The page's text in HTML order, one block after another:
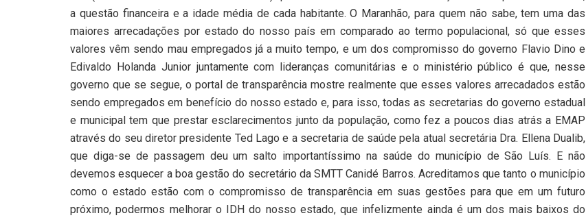
a questão financeira e a idade média de cada habitante. O Maranhão, para quem não sabe, tem uma das
maiores arrecadações por estado do nosso país em comparado ao termo populacional, só que esses
valores vêm sendo mau empregados já a muito tempo, e um dos compromisso do governo Flavio Dino e
Edivaldo Holanda Junior juntamente com lideranças comunitárias e o ministério público é que, nesse
governo que se segue, o portal de transparência mostre realmente que esses valores arrecadados estão
sendo empregados em benefício do nosso estado e, para isso, todas as secretarias do governo estadual
e municipal tem que prestar esclarecimentos junto da população, como fez a poucos dias atrás a EMAP
através do seu diretor presidente Ted Lago e a secretaria de saúde pela atual secretária Dra. Ellena Dualib,
que diga-se de passagem deu um salto importantíssimo na saúde do município de São Luís. E não
devemos esquecer a boa gestão do secretário da SMTT Canidé Barros. Acreditamos que tanto o município
como o estado estão com o compromisso de transparência em suas gestões para que em um futuro
próximo, podermos melhorar o IDH do nosso estado, que infelizmente ainda é um dos mais baixos do